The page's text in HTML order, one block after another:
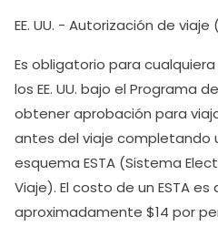
EE. UU. - Autorización de viaje
Es obligatorio para
los EE. UU. bajo el Programa
obtener aprobación para
antes del viaje completando
esquema ESTA (Sistema
Viaje). El costo de un ESTA
aproximadamente $14 por